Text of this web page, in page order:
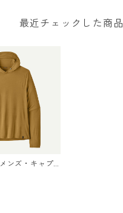
最近チェックした商品
ンズ・キャプ
・ウルトラ・
ー Bobcat Br